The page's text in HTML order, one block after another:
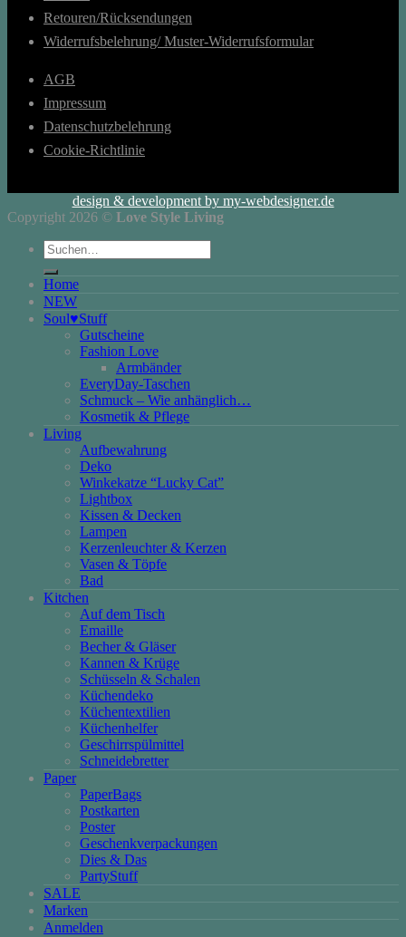
Retouren/Rücksendungen
Widerrufsbelehrung/ Muster-Widerrufsformular
AGB
Impressum
Datenschutzbelehrung
Cookie-Richtlinie
design & development by my-webdesigner.de
Copyright 2026 © Love Style Living
Suchen
nach:
Home
NEW
Soul♥Stuff
Gutscheine
Fashion Love
Armbänder
EveryDay-Taschen
Schmuck – Wie anhänglich…
Kosmetik & Pflege
Living
Aufbewahrung
Deko
Winkekatze “Lucky Cat”
Lightbox
Kissen & Decken
Lampen
Kerzenleuchter & Kerzen
Vasen & Töpfe
Bad
Kitchen
Auf dem Tisch
Emaille
Becher & Gläser
Kannen & Krüge
Schüsseln & Schalen
Küchendeko
Küchentextilien
Küchenhelfer
Geschirrspülmittel
Schneidebretter
Paper
PaperBags
Postkarten
Poster
Geschenkverpackungen
Dies & Das
PartyStuff
SALE
Marken
Anmelden